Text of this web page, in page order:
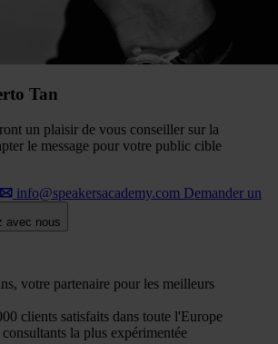
Tan
un plaisir de vous conseiller sur la
le message pour votre public cible
info@speakersacademy.com Demander un
avec nous
votre partenaire pour les meilleurs
clients satisfaits dans toute l'Europe
la plus expérimentée